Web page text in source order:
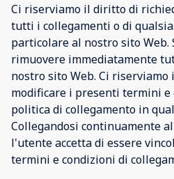
Ci riserviamo il diritto di
tutti i collegamenti o di
particolare al nostro sito Web.
rimuovere immediatamente
nostro sito Web. Ci
modificare i presenti termini
politica di collegamento in
Collegandosi continuamente
l'utente accetta di essere
termini e condizioni di